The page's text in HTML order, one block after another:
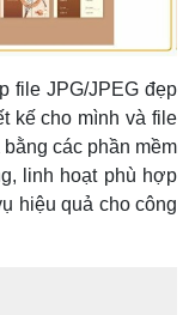
file JPG/JPEG đẹp
kế cho mình và file
các phần mềm
linh hoạt phù hợp
hiệu quả cho công